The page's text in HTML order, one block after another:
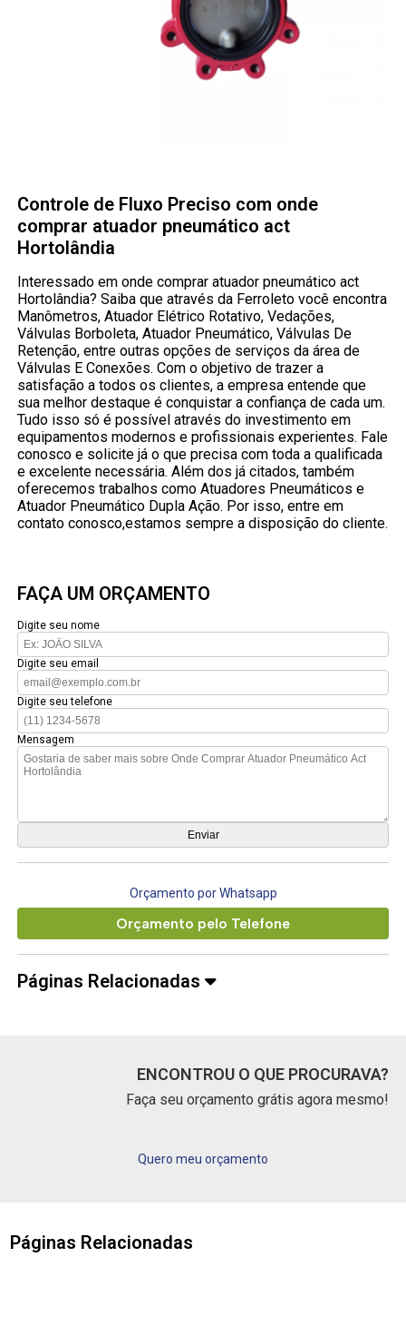
Controle de Fluxo Preciso com onde
comprar atuador pneumático act
Hortolândia
Interessado em onde comprar atuador pneumático act
Hortolândia? Saiba que através da Ferroleto você encontra
Manômetros, Atuador Elétrico Rotativo, Vedações,
Válvulas Borboleta, Atuador Pneumático, Válvulas De
Retenção, entre outras opções de serviços da área de
Válvulas E Conexões. Com o objetivo de trazer a
satisfação a todos os clientes, a empresa entende que
sua melhor destaque é conquistar a confiança de cada um.
Tudo isso só é possível através do investimento em
equipamentos modernos e profissionais experientes. Fale
conosco e solicite já o que precisa com toda a qualificada
e excelente necessária. Além dos já citados, também
oferecemos trabalhos como Atuadores Pneumáticos e
Atuador Pneumático Dupla Ação. Por isso, entre em
contato conosco,estamos sempre a disposição do cliente.
FAÇA UM ORÇAMENTO
Digite seu nome
Digite seu email
Digite seu telefone
Mensagem
Orçamento por Whatsapp
Orçamento pelo Telefone
Páginas Relacionadas
ENCONTROU O QUE PROCURAVA?
Faça seu orçamento grátis agora mesmo!
Quero meu orçamento
Páginas Relacionadas